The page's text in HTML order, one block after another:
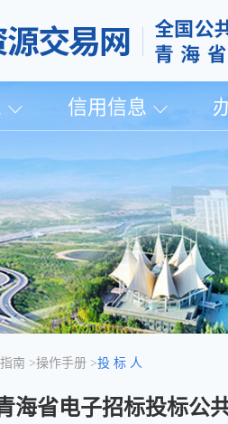
信用信息
南 >操作手册 >投 标 人
海省电子招标投标公